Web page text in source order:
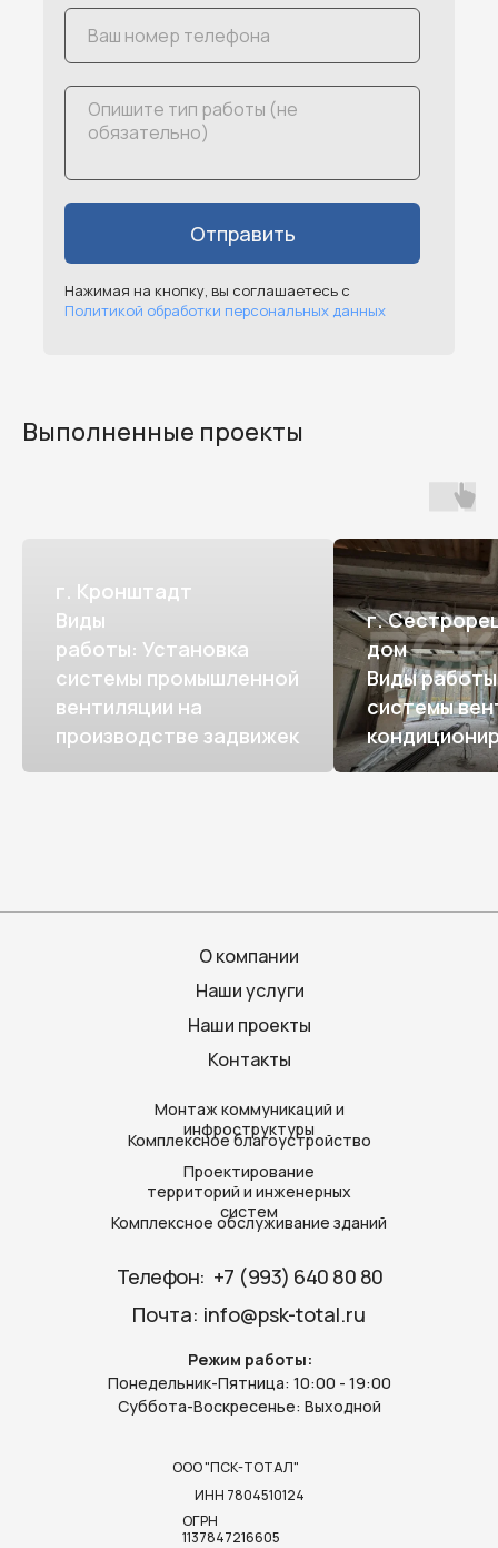
Отправить
Нажимая на кнопку, вы соглашаетесь с
Политикой обработки персональных данных
Выполненные проекты
г. Кронштадт
Виды
работы: Установка
системы промышленной
вентиляции на
производстве задвижек
г.
дом
Виды
системы
Почта: info@psk-total.ru
ОГРН
1137847216605
ИНН 7804510124
Режим работы:
Понедельник-Пятница: 10:00 - 19:00
Суббота-Воскресенье: Выходной
Телефон: ‪ +7 (993) 640 80 80‬
Комплексное благоустройство
Комплексное обслуживание зданий
Проектирование
территорий и инженерных
систем
Монтаж коммуникаций и
инфроструктуры
Контакты
Наши проекты
Наши услуги
О компании
ООО "ПСК-ТОТАЛ"